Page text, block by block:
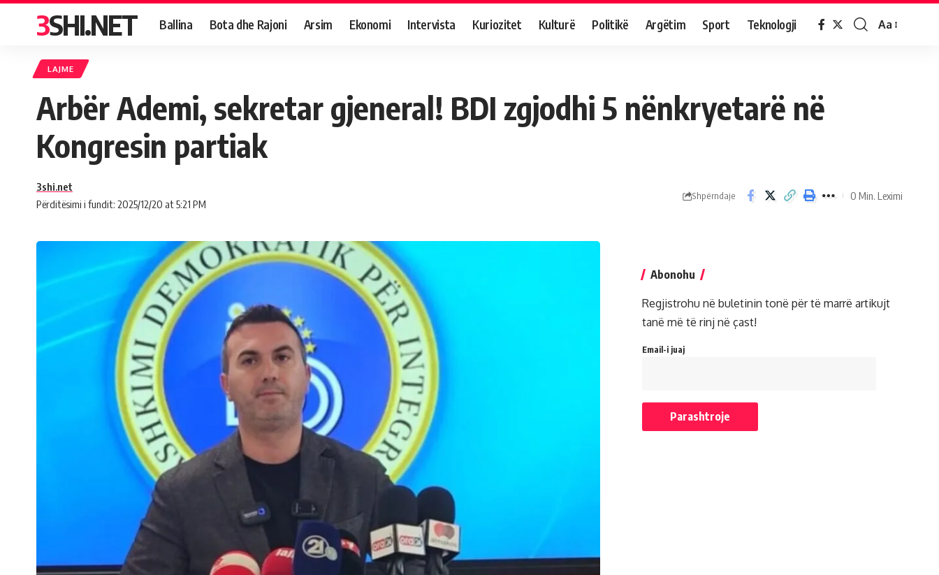
3SHI.NET Ballina Bota dhe Rajoni Arsim Ekonomi Intervista Kuriozitet Kulturë Politikë Argëtim Sport Teknologji Aa
LAJME
Arbër Ademi, sekretar gjeneral! BDI zgjodhi 5 nënkryetarë në
Kongresin partiak
Përditësimi i fundit: 2025/12/20 at 5:21 PM
3shi.net
Shpërndaje 0 Min. Leximi
Abonohu
Regjistrohu në buletinin tonë për të marrë artikujt
tanë më të rinj në çast!
Email-i juaj